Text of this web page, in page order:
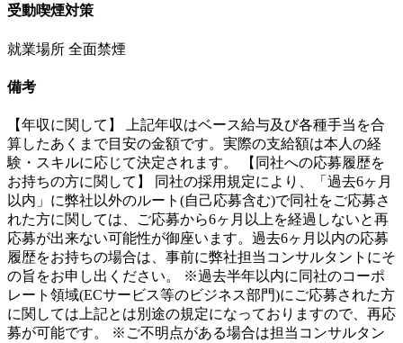
受動喫煙対策
就業場所 全面禁煙
備考
【年収に関して】 上記年収はベース給与及び各種手当を合
算したあくまで目安の金額です。実際の支給額は本人の経
験・スキルに応じて決定されます。 【同社への応募履歴を
お持ちの方に関して】 同社の採用規定により、「過去6ヶ月
以内」に弊社以外のルート(自己応募含む)で同社をご応募さ
れた方に関しては、ご応募から6ヶ月以上を経過しないと再
応募が出来ない可能性が御座います。過去6ヶ月以内の応募
履歴をお持ちの場合は、事前に弊社担当コンサルタントにそ
の旨をお申し出ください。 ※過去半年以内に同社のコーポ
レート領域(ECサービス等のビジネス部門)にご応募された方
に関しては上記とは別途の規定になっておりますので、再応
募が可能です。 ※ご不明点がある場合は担当コンサルタン